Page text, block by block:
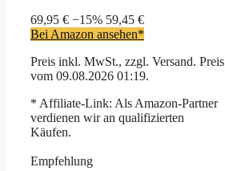
69,95 € −15% 59,45 €
Bei Amazon ansehen*
Preis inkl. MwSt., zzgl. Versand. Preis
vom 09.08.2026 01:19.
* Affiliate-Link: Als Amazon-Partner
verdienen wir an qualifizierten
Käufen.
Empfehlung